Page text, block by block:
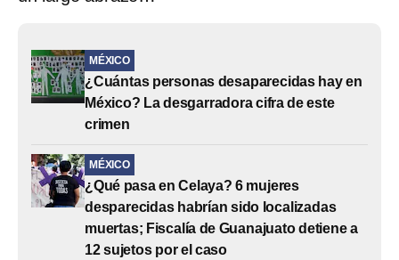
MÉXICO
¿Cuántas personas desaparecidas hay en
México? La desgarradora cifra de este
crimen
MÉXICO
¿Qué pasa en Celaya? 6 mujeres
desparecidas habrían sido localizadas
muertas; Fiscalía de Guanajuato detiene a
12 sujetos por el caso